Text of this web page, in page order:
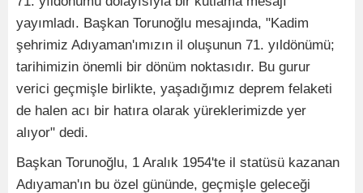
yayımladı. Başkan Torunoğlu mesajında, "Kadim
şehrimiz Adıyaman'ımızın il oluşunun 71. yıldönümü;
tarihimizin önemli bir dönüm noktasıdır. Bu gurur
verici geçmişle birlikte, yaşadığımız deprem felaketi
de halen acı bir hatıra olarak yüreklerimizde yer
alıyor" dedi.
Başkan Torunoğlu, 1 Aralık 1954'te il statüsü kazanan
Adıyaman'ın bu özel gününde, geçmişle geleceği